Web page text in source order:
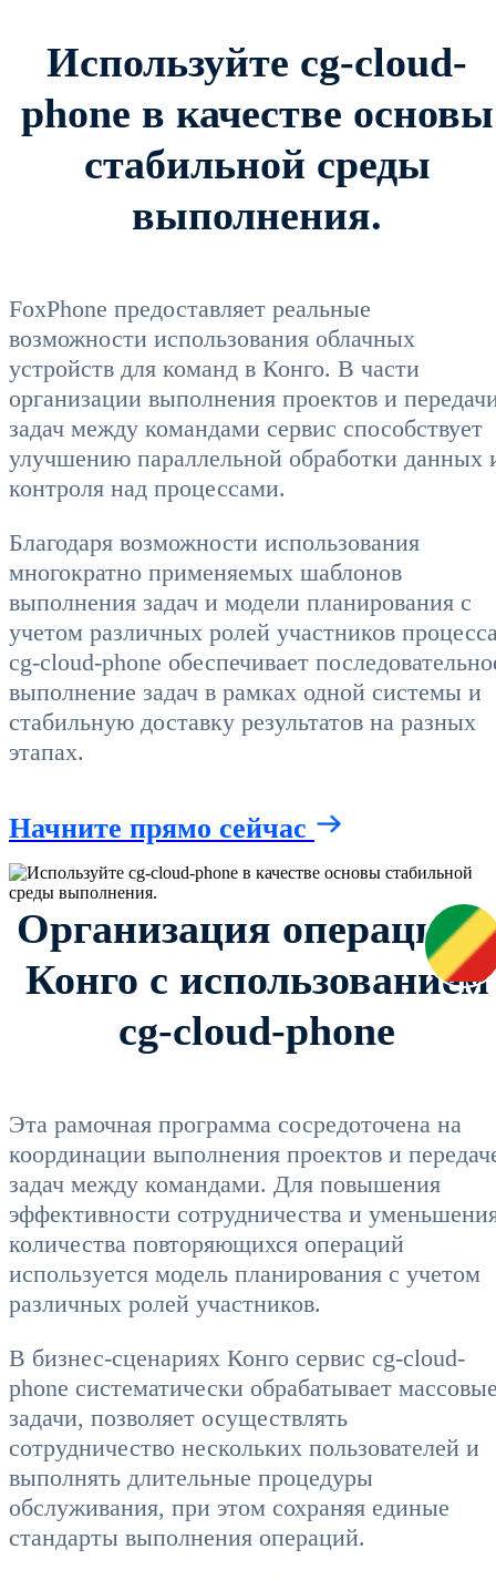
Используйте cg-cloud-
phone в качестве основы
стабильной среды
выполнения.
FoxPhone предоставляет реальные
возможности использования облачных
устройств для команд в Конго. В части
организации выполнения проектов и
задач между командами сервис способствует
улучшению параллельной обработки данных
контроля над процессами.
Благодаря возможности использования
многократно применяемых шаблонов
выполнения задач и модели планирования с
учетом различных ролей участников
cg-cloud-phone обеспечивает
выполнение задач в рамках одной системы и
стабильную доставку результатов на разных
этапах.
Начните прямо сейчас
Организация операций
Конго с использованием
cg-cloud-phone
Эта рамочная программа сосредоточена на
координации выполнения проектов и
задач между командами. Для повышения
эффективности сотрудничества и
количества повторяющихся операций
используется модель планирования с учетом
различных ролей участников.
В бизнес-сценариях Конго сервис cg-cloud-
phone систематически обрабатывает
задачи, позволяет осуществлять
сотрудничество нескольких пользователей и
выполнять длительные процедуры
обслуживания, при этом сохраняя единые
стандарты выполнения операций.